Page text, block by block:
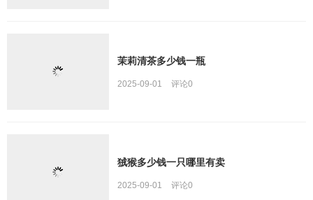
茉莉清茶多少钱一瓶
2025-09-01 评论0
狨猴多少钱一只哪里有卖
2025-09-01 评论0